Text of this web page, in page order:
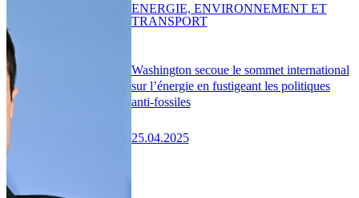
Washington secoue le sommet international
sur l’énergie en fustigeant les politiques
anti-fossiles
25.04.2025
ENERGIE, ENVIRONNEMENT ET
TRANSPORT